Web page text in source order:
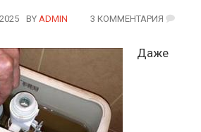
BY AUTHOR
ADMIN 3 КОММЕНТАРИЯ
Даже